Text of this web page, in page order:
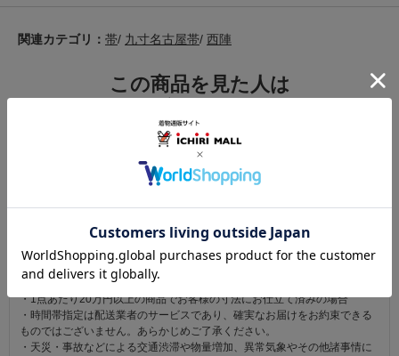
関連カテゴリ： 帯/ 九寸名古屋帯/ 西陣
この商品を見た人は
注意事項
ただし次に該当するものは返品をお受けできません。
・商品到着後31日以上経過した商品
・ご使用になられた商品
・お客様の元で、傷または破損が生じた商品
・1点あたり20万円以上の商品でお客様の寸法にお仕立て済みの場合
・時間帯指定は配送業者のサービスであり、確実なお届けをお約束できる
ものではございません。あらかじめご了承ください。
・天災・事故などによる交通渋滞や物量増加、異常気象やその他諸事情に